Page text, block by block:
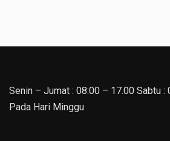
Senin – Jumat : 08:00 – 17.00 Sabtu :
Pada Hari Minggu